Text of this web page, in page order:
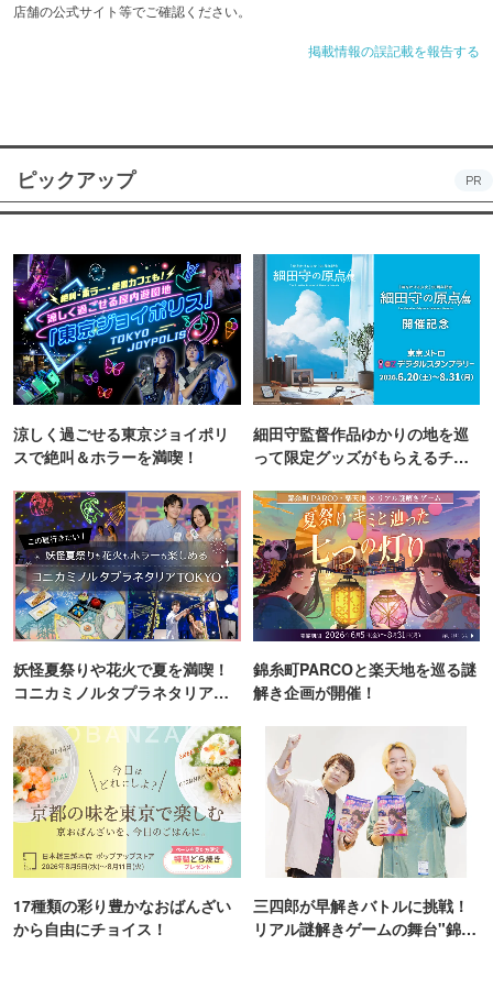
店舗の公式サイト等でご確認ください。
掲載情報の誤記載を報告する
ピックアップ PR
涼しく過ごせる東京ジョイポリ
スで絶叫＆ホラーを満喫！
細田守監督作品ゆかりの地を巡
って限定グッズがもらえるチャ
妖怪夏祭りや花火で夏を満喫！
コニカミノルタプラネタリア
錦糸町PARCOと楽天地を巡る謎
解き企画が開催！
17種類の彩り豊かなおばんざい
から自由にチョイス！
三四郎が早解きバトルに挑戦！
リアル謎解きゲームの舞台"錦糸